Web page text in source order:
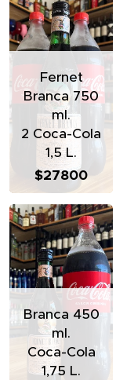
Fernet
Branca 750
ml.
2 Coca-Cola
1,5 L.
$27800
Branca 450
ml.
Coca-Cola
1,75 L.